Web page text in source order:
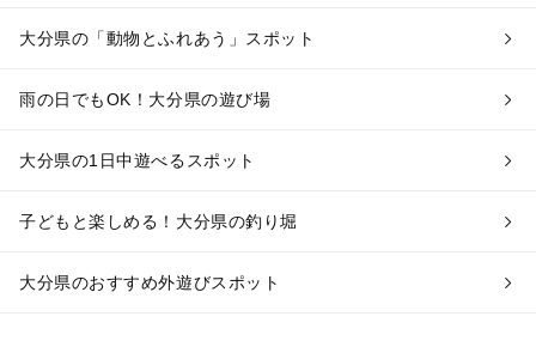
大分県の「動物とふれあう」スポット
雨の日でもOK！大分県の遊び場
大分県の1日中遊べるスポット
子どもと楽しめる！大分県の釣り堀
大分県のおすすめ外遊びスポット